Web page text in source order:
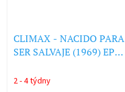
CLIMAX - NACIDO PARA
SER SALVAJE (1969) EP
2 - 4 týdny